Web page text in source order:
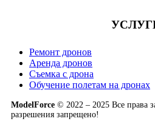
Ремонт дронов
Аренда дронов
Съемка с дрона
Обучение полетам на дронах
ModelForce © 2022 – 2025 Все права
разрешения запрещено!